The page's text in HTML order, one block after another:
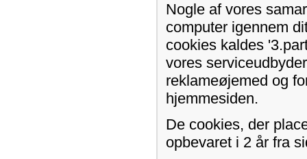
Nogle af vores
computer igennem
cookies kaldes
vores
reklameøjemed og
hjemmesiden.
De cookies, der
opbevaret i 2 år fra